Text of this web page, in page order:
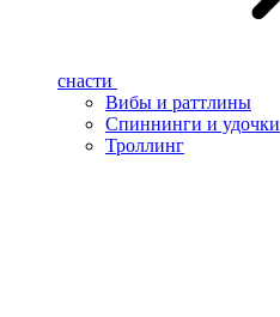
снасти
Вибы и раттлины
Спиннинги и удочки
Троллинг